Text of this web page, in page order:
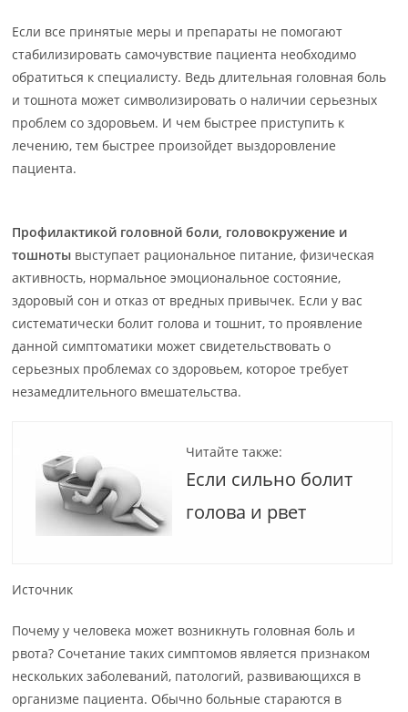
Если все принятые меры и препараты не помогают
стабилизировать самочувствие пациента необходимо
обратиться к специалисту. Ведь длительная головная боль
и тошнота может символизировать о наличии серьезных
проблем со здоровьем. И чем быстрее приступить к
лечению, тем быстрее произойдет выздоровление
пациента.
Профилактикой головной боли, головокружение и
тошноты выступает рациональное питание, физическая
активность, нормальное эмоциональное состояние,
здоровый сон и отказ от вредных привычек. Если у вас
систематически болит голова и тошнит, то проявление
данной симптоматики может свидетельствовать о
серьезных проблемах со здоровьем, которое требует
незамедлительного вмешательства.
Читайте также:
Если сильно болит
голова и рвет
Источник
Почему у человека может возникнуть головная боль и
рвота? Сочетание таких симптомов является признаком
нескольких заболеваний, патологий, развивающихся в
организме пациента. Обычно больные стараются в